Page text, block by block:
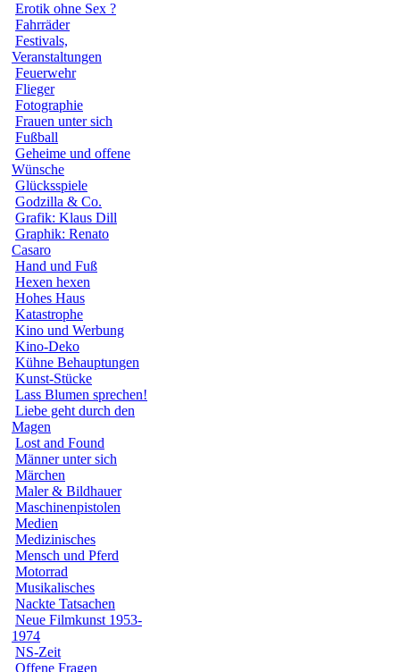
Erotik ohne Sex ?
Fahrräder
Festivals,
Veranstaltungen
Feuerwehr
Flieger
Fotographie
Frauen unter sich
Fußball
Geheime und offene
Wünsche
Glücksspiele
Godzilla & Co.
Grafik: Klaus Dill
Graphik: Renato
Casaro
Hand und Fuß
Hexen hexen
Hohes Haus
Katastrophe
Kino und Werbung
Kino-Deko
Kühne Behauptungen
Kunst-Stücke
Lass Blumen sprechen!
Liebe geht durch den
Magen
Lost and Found
Männer unter sich
Märchen
Maler & Bildhauer
Maschinenpistolen
Medien
Medizinisches
Mensch und Pferd
Motorrad
Musikalisches
Nackte Tatsachen
Neue Filmkunst 1953-
1974
NS-Zeit
Offene Fragen